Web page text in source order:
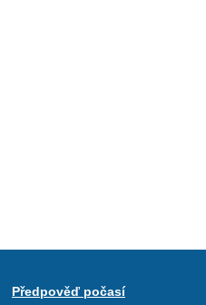
Předpověď počasí